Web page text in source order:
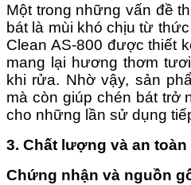
Một trong những vấn đề
bát là mùi khó chịu từ
Clean AS-800 được thiết
mang lại hương thơm
khi rửa. Nhờ vậy, sản
mà còn giúp chén bát trở
cho những lần sử dụng
3. Chất lượng và an toàn
Chứng nhận và nguồn